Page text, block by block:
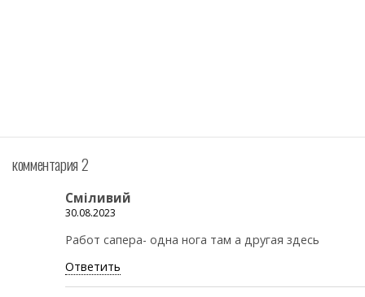
комментария 2
Сміливий
30.08.2023
Работ сапера- одна нога там а другая здесь
Ответить